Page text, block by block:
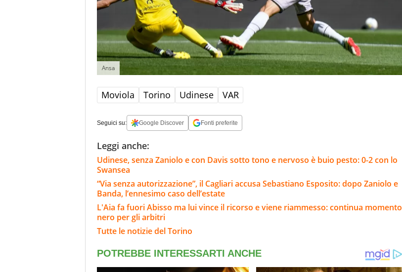
Ansa
Moviola Torino Udinese VAR
Seguici su: Google Discover Fonti preferite
Leggi anche:
Udinese, senza Zaniolo e con Davis sotto tono e nervoso è buio pesto: 0-2 con lo
Swansea
“Via senza autorizzazione”, il Cagliari accusa Sebastiano Esposito: dopo Zaniolo e
Banda, l’ennesimo caso dell’estate
L'Aia fa fuori Abisso ma lui vince il ricorso e viene riammesso: continua momento
nero per gli arbitri
Tutte le notizie del Torino